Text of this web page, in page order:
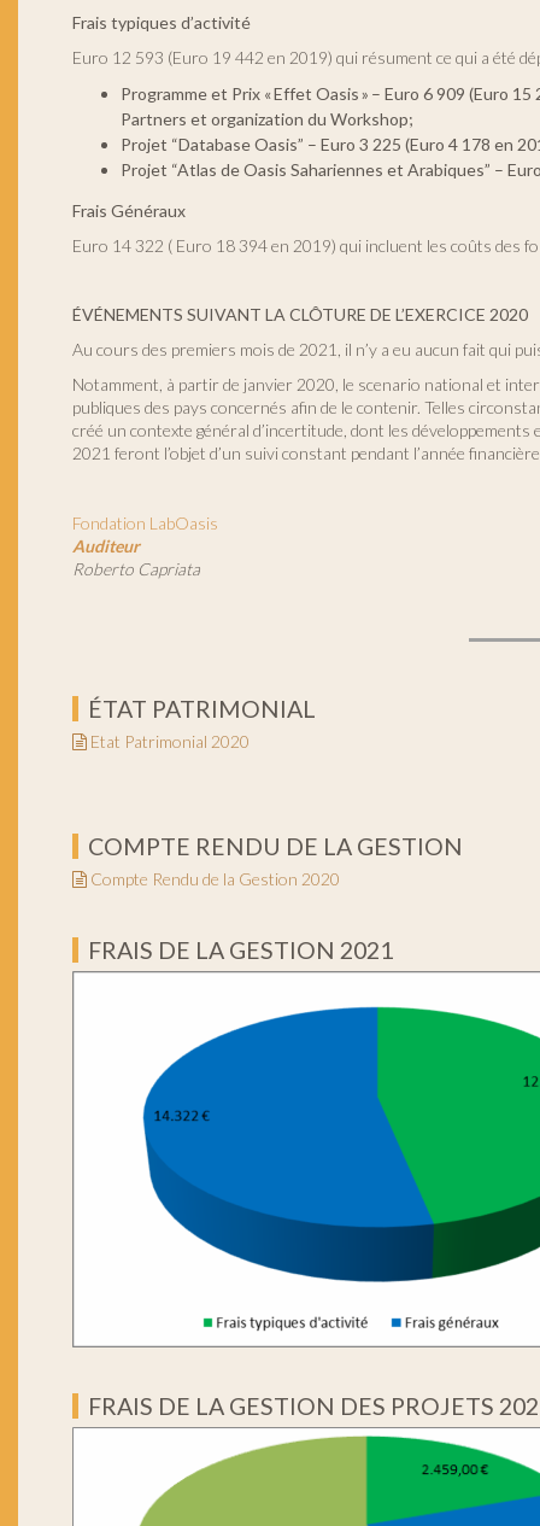
Frais typiques d’activité
Euro 12 593 (Euro 19 442 en 2019) qui résument ce qui a été
Programme et Prix « Effet Oasis » – Euro 6 909 (Euro
Partners et organization du Workshop;
Projet “Database Oasis” – Euro 3 225 (Euro 4 178 en
Projet “Atlas de Oasis Sahariennes et Arabiques” –
Frais Généraux
Euro 14 322 ( Euro 18 394 en 2019) qui incluent les coûts des
ÉVÉNEMENTS SUIVANT LA CLÔTURE DE L’EXERCICE 2020
Au cours des premiers mois de 2021, il n’y a eu aucun fait qui
Notamment, à partir de janvier 2020, le scenario national et
publiques des pays concernés afin de le contenir. Telles
créé un contexte général d’incertitude, dont les
2021 feront l’objet d’un suivi constant pendant l’année
Fondation LabOasis
Auditeur
Roberto Capriata
ÉTAT PATRIMONIAL
Etat Patrimonial 2020
COMPTE RENDU DE LA GESTION
Compte Rendu de la Gestion 2020
FRAIS DE LA GESTION 2021
FRAIS DE LA GESTION DES PROJETS